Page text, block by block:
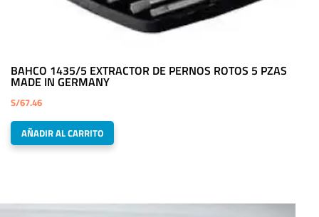
BAHCO 1435/5 EXTRACTOR DE PERNOS ROTOS 5 PZAS
MADE IN GERMANY
S/67.46
AÑADIR AL CARRITO